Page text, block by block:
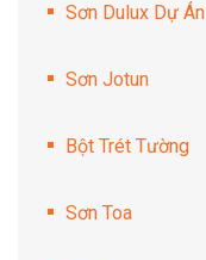
Sơn Dulux Dự Án
Sơn Jotun
Bột Trét Tường
Sơn Toa